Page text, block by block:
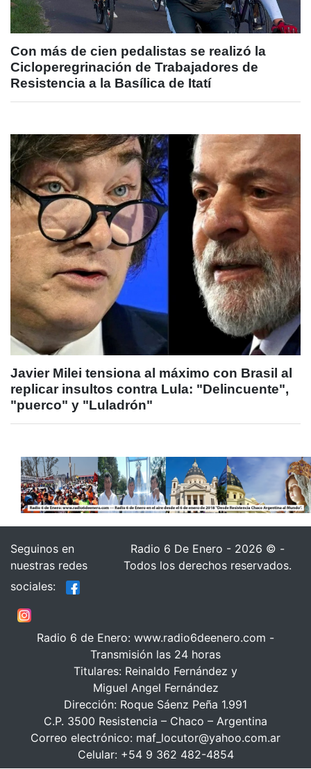
Con más de cien pedalistas se realizó la
Cicloperegrinación de Trabajadores de
Resistencia a la Basílica de Itatí
Javier Milei tensiona al máximo con Brasil al
replicar insultos contra Lula: "Delincuente",
"puerco" y "Luladrón"
Seguinos en
nuestras redes
sociales:
Radio 6 De Enero - 2026 © -
Todos los derechos reservados.
Radio 6 de Enero: www.radio6deenero.com -
Transmisión las 24 horas
Titulares: Reinaldo Fernández y
Miguel Angel Fernández
Dirección: Roque Sáenz Peña 1.991
C.P. 3500 Resistencia – Chaco – Argentina
Correo electrónico: maf_locutor@yahoo.com.ar
Celular: +54 9 362 482-4854